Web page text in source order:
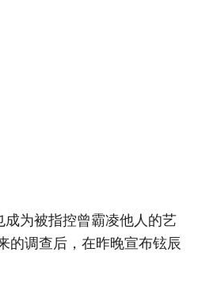
成为被指控曾霸凌他人的艺
的调查后，在昨晚宣布铉辰